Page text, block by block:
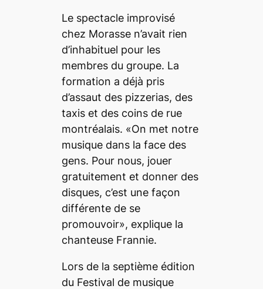
Le spectacle improvisé
chez Morasse n’avait rien
d’inhabituel pour les
membres du groupe. La
formation a déjà pris
d’assaut des pizzerias, des
taxis et des coins de rue
montréalais. «On met notre
musique dans la face des
gens. Pour nous, jouer
gratuitement et donner des
disques, c’est une façon
différente de se
promouvoir», explique la
chanteuse Frannie.
Lors de la septième édition
du Festival de musique